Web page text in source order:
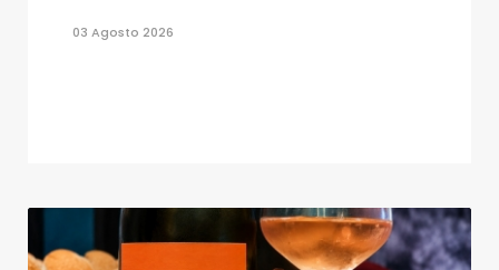
03 Agosto 2026